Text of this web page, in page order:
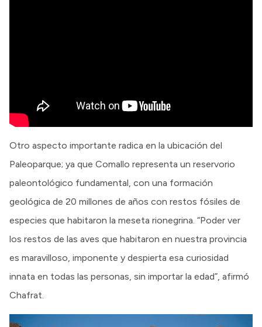
Otro aspecto importante radica en la ubicación del
Paleoparque; ya que Comallo representa un reservorio
paleontológico fundamental, con una formación
geológica de 20 millones de años con restos fósiles de
especies que habitaron la meseta rionegrina. “Poder ver
los restos de las aves que habitaron en nuestra provincia
es maravilloso, imponente y despierta esa curiosidad
innata en todas las personas, sin importar la edad”, afirmó
Chafrat.